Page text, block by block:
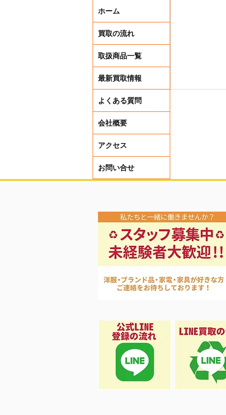
ホーム
買取の流れ
取扱商品一覧
最新買取情報
よくある質問
会社概要
アクセス
お問い合せ